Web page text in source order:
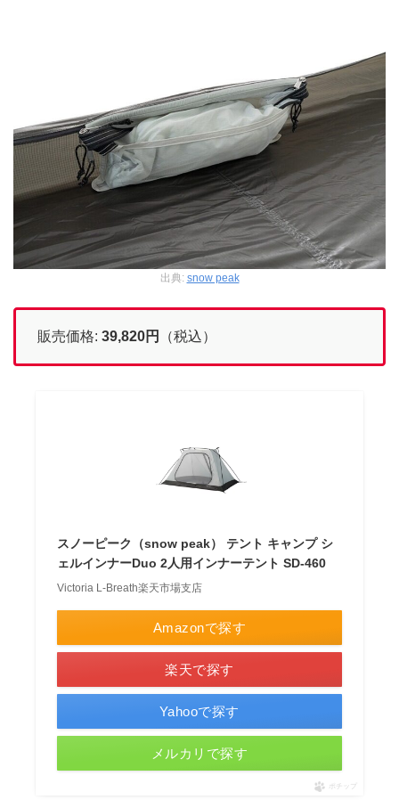
出典: snow peak
販売価格: 39,820円 （税込）
スノーピーク（snow peak） テント キャンプ シ
ェルインナーDuo 2人用インナーテント SD-460
Victoria L-Breath楽天市場支店
Amazonで探す
楽天で探す
Yahooで探す
メルカリで探す
ポチップ